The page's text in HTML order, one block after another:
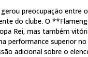
preocupação entre
do clube. O
Rei, mas também
performance superior
adicional sobre o